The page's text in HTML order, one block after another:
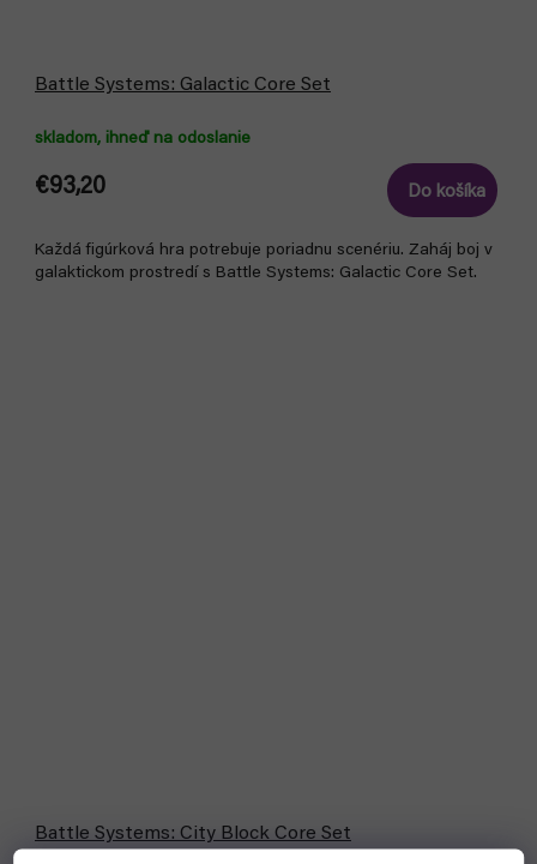
Battle Systems: Galactic Core Set
skladom, ihneď na odoslanie
€93,20 Do košíka
Každá figúrková hra potrebuje poriadnu scenériu. Zaháj boj v
galaktickom prostredí s Battle Systems: Galactic Core Set.
Battle Systems: City Block Core Set